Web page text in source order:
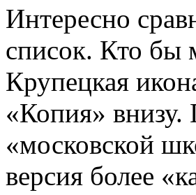
Интересно
список. Кто бы
Крупецкая
«Копия»
«московской
версия более